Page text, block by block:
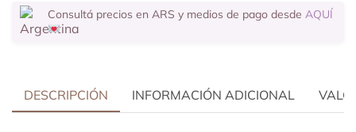
Consultá precios en ARS y medios de pago desde AQUÍ
DESCRIPCIÓN INFORMACIÓN ADICIONAL